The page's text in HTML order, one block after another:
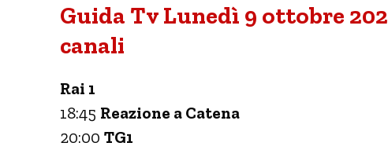
Guida Tv Lunedì 9 ottobre
canali
Rai 1
18:45 Reazione a Catena
20:00 TG1